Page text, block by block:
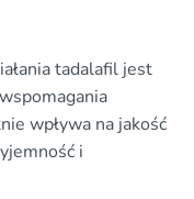
tadalafil jest
wpływa na jakość
i